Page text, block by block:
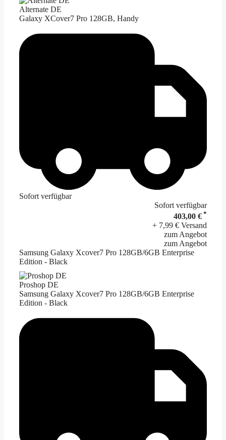
Alternate DE
Galaxy XCover7 Pro 128GB, Handy
Sofort verfügbar
Sofort verfügbar
403,00 € *
+ 7,99 € Versand
zum Angebot
zum Angebot
Samsung Galaxy Xcover7 Pro 128GB/6GB Enterprise
Edition - Black
Proshop DE
Samsung Galaxy Xcover7 Pro 128GB/6GB Enterprise
Edition - Black